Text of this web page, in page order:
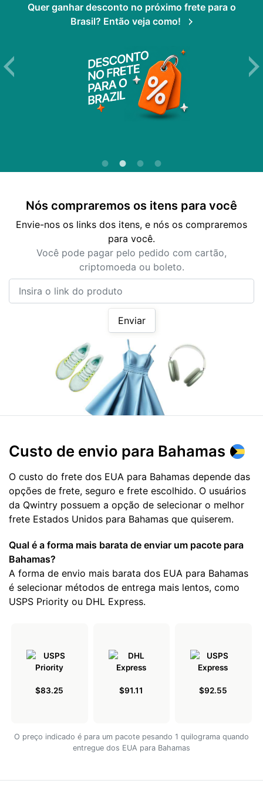
Quer ganhar desconto no próximo frete para o
Brasil? Então veja como!
Nós compraremos os itens para você
Envie-nos os links dos itens, e nós os compraremos
para você.
Você pode pagar pelo pedido com cartão,
criptomoeda ou boleto.
Enviar
Custo de envio para Bahamas
O custo do frete dos EUA para Bahamas depende das
opções de frete, seguro e frete escolhido. O usuários
da Qwintry possuem a opção de selecionar o melhor
frete Estados Unidos para Bahamas que quiserem.
Qual é a forma mais barata de enviar um pacote para
Bahamas?
A forma de envio mais barata dos EUA para Bahamas
é selecionar métodos de entrega mais lentos, como
USPS Priority ou DHL Express.
$83.25 $91.11 $92.55
O preço indicado é para um pacote pesando 1 quilograma quando
entregue dos EUA para Bahamas